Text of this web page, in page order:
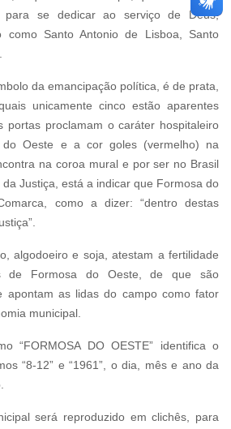
se dedicar ao serviço de Deus,
como Santo Antonio de Lisboa, Santo
da emancipação política, é de prata,
unicamente cinco estão aparentes
portas proclamam o caráter hospitaleiro
Oeste e a cor goles (vermelho) na
na coroa mural e por ser no Brasil
Justiça, está a indicar que Formosa do
como a dizer: “dentro destas
algodoeiro e soja, atestam a fertilidade
de Formosa do Oeste, de que são
apontam as lidas do campo como fator
municipal.
“FORMOSA DO OESTE” identifica o
“8-12” e “1961”, o dia, mês e ano da
será reproduzido em clichês, para